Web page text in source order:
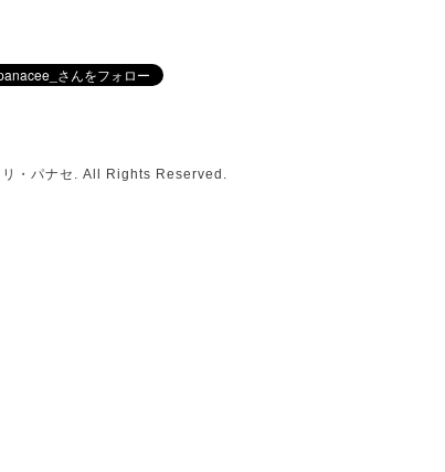
・パナセ . All Rights Reserved.